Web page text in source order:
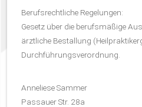
Berufsrechtliche Regelungen:
Gesetz über die berufsmäßige
ärztliche Bestallung
Durchführungsverordnung.
Anneliese Sammer
Passauer Str. 28a